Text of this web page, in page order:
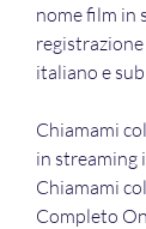
nome film in
registrazione
italiano e
Chiamami
in streaming
Chiamami
Completo